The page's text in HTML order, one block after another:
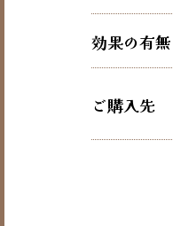
効果の有無
ご購入先